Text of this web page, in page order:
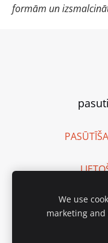
formām un
We use
marketing